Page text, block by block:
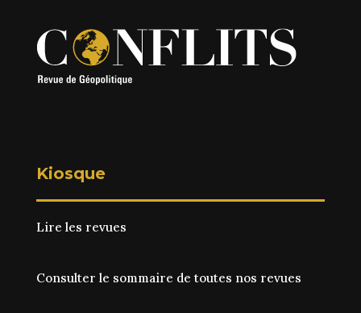
Kiosque
Lire les revues
Consulter le sommaire de toutes nos revues